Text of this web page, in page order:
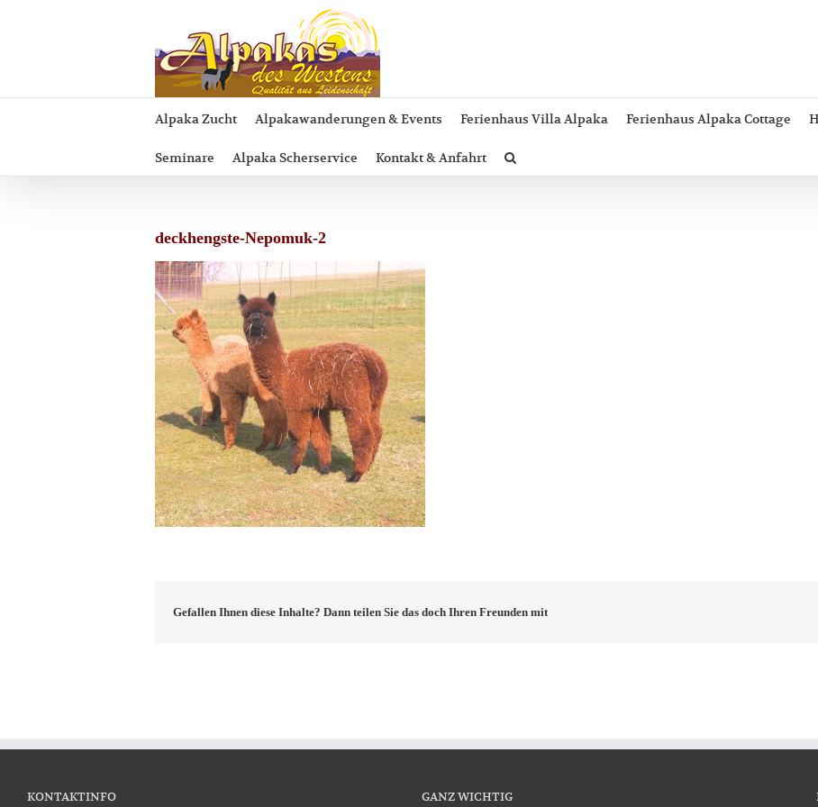
Alpaka Zucht Alpakawanderungen & Events Ferienhaus Villa Alpaka Ferienhaus Alpaka Cottage
Seminare Alpaka Scherservice Kontakt & Anfahrt
deckhengste-Nepomuk-2
Gefallen Ihnen diese Inhalte? Dann teilen Sie das doch Ihren Freunden mit
KONTAKTINFO GANZ WICHTIG